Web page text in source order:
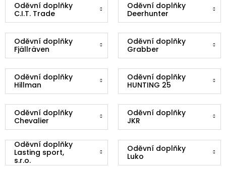
Oděvní doplňky
C.I.T. Trade
Oděvní doplňky
Deerhunter
Oděvní doplňky
Fjällräven
Oděvní doplňky
Grabber
Oděvní doplňky
Hillman
Oděvní doplňky
HUNTING 25
Oděvní doplňky
Chevalier
Oděvní doplňky
JKR
Oděvní doplňky
Lasting sport,
s.r.o.
Oděvní doplňky
Luko